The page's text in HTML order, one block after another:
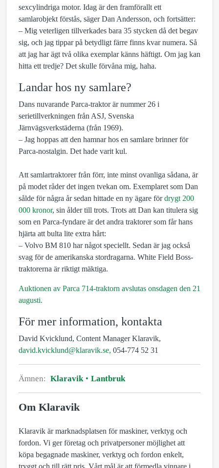
sexcylindriga motor. Idag är den framförallt ett
samlarobjekt förstås, säger Dan Andersson, och fortsätter:
– Mig veterligen tillverkades bara 35 stycken då det begav
sig, och jag tippar på betydligt färre finns kvar numera. Så
att jag har ägt två olika exemplar känns häftigt. Om jag kan
hitta ett tredje? Det skulle förvåna mig, haha.
Landar hos ny samlare?
Dans nuvarande Parca-traktor är nummer 26 i
serietillverkningen från ASJ, Svenska
Järnvägsverkstäderna (från 1969).
– Jag hoppas att den hamnar hos en samlare brinner för
Parca-nostalgin. Det hade varit kul.
Att samlartraktorer från förr, inte minst ovanliga sådana, är
på modet råder det ingen tvekan om. Exemplaret som Dan
sålde för några år sedan hittade en ny ägare fördrygt 200
000 kronor, sin ålder till trots. Trots att Dan kan titulera sig
som en Parca-fyndare är det andra traktorer som får hans
hjärta att bulta lite extra hårt:
– Volvo BM 810 har något speciellt. Sedan är jag också
svag för de amerikanska stordragarna. White Field Boss-
traktorerna är riktigt mäktiga.
Auktionen av Parca 714-traktorn avslutas onsdagen den 21
augusti.
För mer information, kontakta
David Kvicklund, Content Manager Klaravik,
david.kvicklund@klaravik.se, 054-774 52 31
Ämnen: Klaravik Lantbruk
Om Klaravik
Klaravik är marknadsplatsen för maskiner, verktyg och
fordon. Vi ger företag och privatpersoner möjlighet att
köpa begagnade maskiner, verktyg och fordon enkelt,
tryggt och till rätt pris. Vårt mål är att förmedla vinnare i